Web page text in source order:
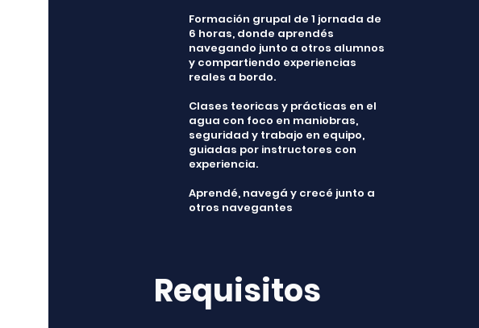
Formación grupal de 1 jornada de
6 horas, donde aprendés
navegando junto a otros alumnos
y compartiendo experiencias
reales a bordo.
Clases teoricas y prácticas en el
agua con foco en maniobras,
seguridad y trabajo en equipo,
guiadas por instructores con
experiencia.
Aprendé, navegá y crecé junto a
otros navegantes
Requisitos